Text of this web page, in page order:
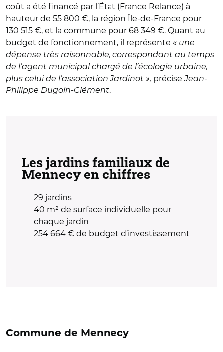
coût a été financé par l’État (France Relance) à
hauteur de 55 800 €, la région Île-de-France pour
130 515 €, et la commune pour 68 349 €. Quant au
budget de fonctionnement, il représente « une
dépense très raisonnable, correspondant au temps
de l’agent municipal chargé de l’écologie urbaine,
plus celui de l’association Jardinot », préciseJean-
Philippe Dugoin-Clément.
Les jardins familiaux de
Mennecy en chiffres
29 jardins
40 m² de surface individuelle pour
chaque jardin
254 664 € de budget d’investissement
Commune de Mennecy